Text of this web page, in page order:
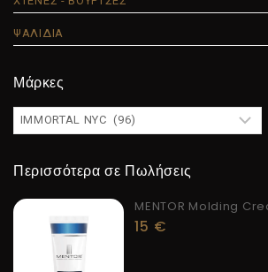
ΨΑΛΙΔΙΑ
Μάρκες
Περισσότερα σε Πωλήσεις
MENTOR Molding
15 €